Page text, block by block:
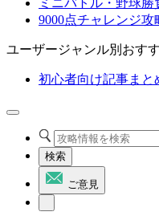
ミニバトル・野球勝
9000点チャレンジ攻
ユーザージャンル別おす
初心者向け記事まと
検索
ご意見